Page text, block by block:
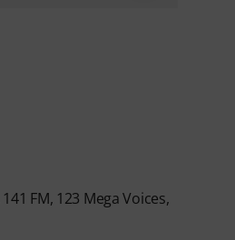
FM, 123 Mega Voices,